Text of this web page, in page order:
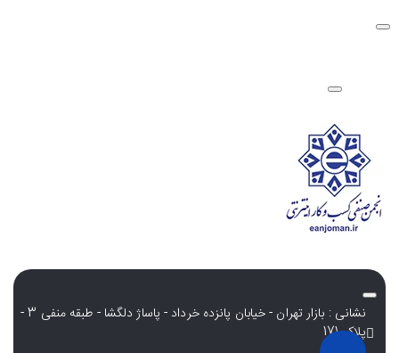
نشانی : بازار تهران - خیابان پانزده خرداد - پاساژ دلگشا - طبقه منفی 3 -
پلاک 171